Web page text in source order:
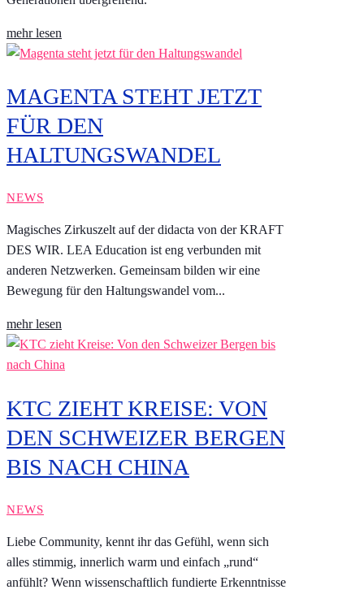
mehr lesen
MAGENTA STEHT JETZT
FÜR DEN
HALTUNGSWANDEL
NEWS
Magisches Zirkuszelt auf der didacta von der KRAFT
DES WIR. LEA Education ist eng verbunden mit
anderen Netzwerken. Gemeinsam bilden wir eine
Bewegung für den Haltungswandel vom...
mehr lesen
KTC ZIEHT KREISE: VON
DEN SCHWEIZER BERGEN
BIS NACH CHINA
NEWS
Liebe Community, kennt ihr das Gefühl, wenn sich
alles stimmig, innerlich warm und einfach „rund“
anfühlt? Wenn wissenschaftlich fundierte Erkenntnisse